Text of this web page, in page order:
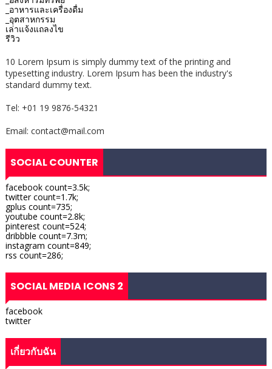
_อาหารและเครื่องดื่ม
_อุตสาหกรรม
เล่าแจ้งแถลงไข
รีวิว
10 Lorem Ipsum is simply dummy text of the printing and
typesetting industry. Lorem Ipsum has been the industry's
standard dummy text.
Tel: +01 19 9876-54321
Email: contact@mail.com
SOCIAL COUNTER
facebook count=3.5k;
twitter count=1.7k;
gplus count=735;
youtube count=2.8k;
pinterest count=524;
dribbble count=7.3m;
instagram count=849;
rss count=286;
SOCIAL MEDIA ICONS 2
facebook
twitter
เกี่ยวกับฉัน